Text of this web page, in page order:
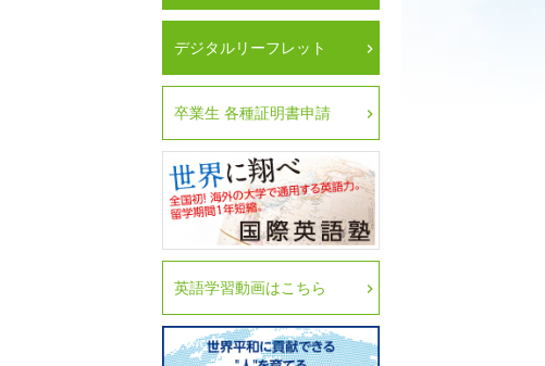
デジタルリーフレット
卒業生 各種証明書申請
英語学習動画はこちら